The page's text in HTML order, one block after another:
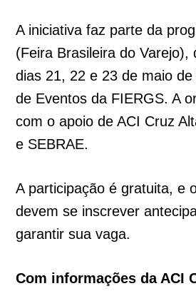
A iniciativa faz parte da
(Feira Brasileira do Varejo),
dias 21, 22 e 23 de maio
de Eventos da FIERGS. A
com o apoio de ACI Cruz
e SEBRAE.
A participação é gratuita, e
devem se inscrever
garantir sua vaga.
Com informações da ACI